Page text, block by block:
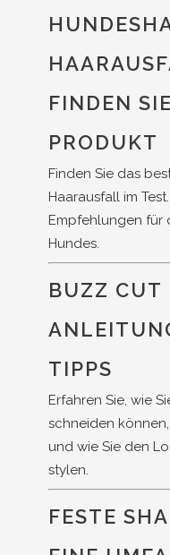
FINDEN
PRODUKT
Finden Sie das
Haarausfall im
Empfehlungen für
Hundes.
BUZZ CUT
TIPPS
Erfahren Sie, wie
schneiden
und wie Sie den
stylen.
FESTE